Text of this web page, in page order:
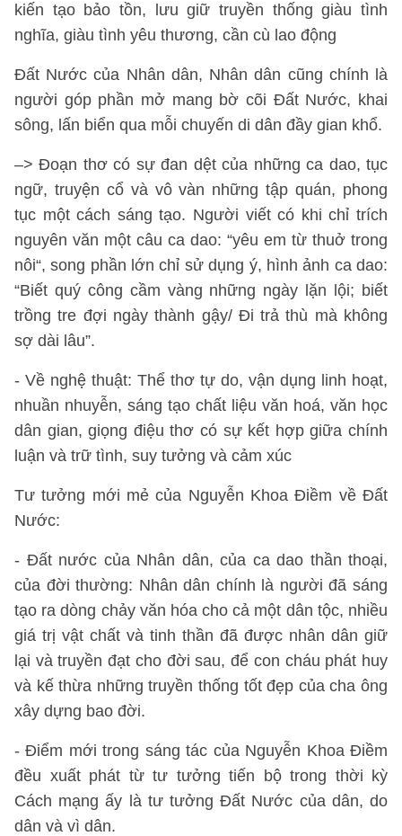
kiến tạo bảo tồn, lưu giữ truyền thống giàu tình
nghĩa, giàu tình yêu thương, cần cù lao động
Đất Nước của Nhân dân, Nhân dân cũng chính là
người góp phần mở mang bờ cõi Đất Nước, khai
sông, lấn biển qua mỗi chuyến di dân đầy gian khổ.
–> Đoạn thơ có sự đan dệt của những ca dao, tục
ngữ, truyện cổ và vô vàn những tập quán, phong
tục một cách sáng tạo. Người viết có khi chỉ trích
nguyên văn một câu ca dao: “yêu em từ thuở trong
nôi“, song phần lớn chỉ sử dụng ý, hình ảnh ca dao:
“Biết quý công cầm vàng những ngày lặn lội; biết
trồng tre đợi ngày thành gậy/ Đi trả thù mà không
sợ dài lâu”.
- Về nghệ thuật: Thể thơ tự do, vận dụng linh hoạt,
nhuần nhuyễn, sáng tạo chất liệu văn hoá, văn học
dân gian, giọng điệu thơ có sự kết hợp giữa chính
luận và trữ tình, suy tưởng và cảm xúc
Tư tưởng mới mẻ của Nguyễn Khoa Điềm về Đất
Nước:
- Đất nước của Nhân dân, của ca dao thần thoại,
của đời thường: Nhân dân chính là người đã sáng
tạo ra dòng chảy văn hóa cho cả một dân tộc, nhiều
giá trị vật chất và tinh thần đã được nhân dân giữ
lại và truyền đạt cho đời sau, để con cháu phát huy
và kế thừa những truyền thống tốt đẹp của cha ông
xây dựng bao đời.
- Điểm mới trong sáng tác của Nguyễn Khoa Điềm
đều xuất phát từ tư tưởng tiến bộ trong thời kỳ
Cách mạng ấy là tư tưởng Đất Nước của dân, do
dân và vì dân.